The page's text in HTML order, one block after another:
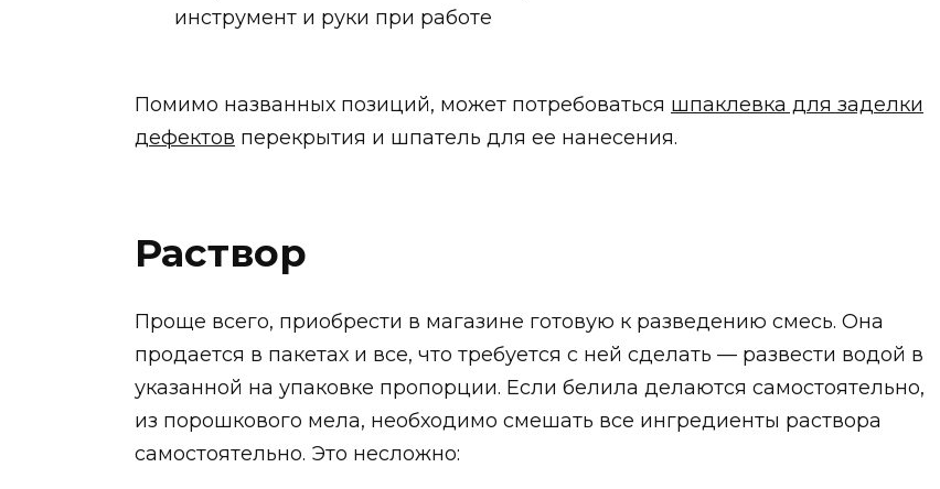
инструмент и руки при работе
Помимо названных позиций, может потребоваться шпаклевка для заделки
дефектов перекрытия и шпатель для ее нанесения.
Раствор
Проще всего, приобрести в магазине готовую к разведению смесь. Она
продается в пакетах и все, что требуется с ней сделать — развести водой в
указанной на упаковке пропорции. Если белила делаются самостоятельно,
из порошкового мела, необходимо смешать все ингредиенты раствора
самостоятельно. Это несложно: